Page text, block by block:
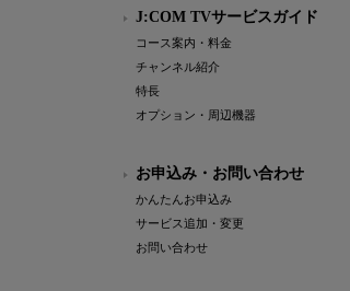
J:COM TVサービスガイド
コース案内・料金
チャンネル紹介
特長
オプション・周辺機器
お申込み・お問い合わせ
かんたんお申込み
サービス追加・変更
お問い合わせ